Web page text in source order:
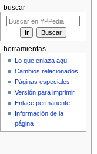
buscar
herramientas
Lo que enlaza aquí
Cambios relacionados
Páginas especiales
Versión para imprimir
Enlace permanente
Información de la
página